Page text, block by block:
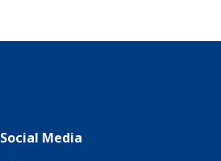
Social Media